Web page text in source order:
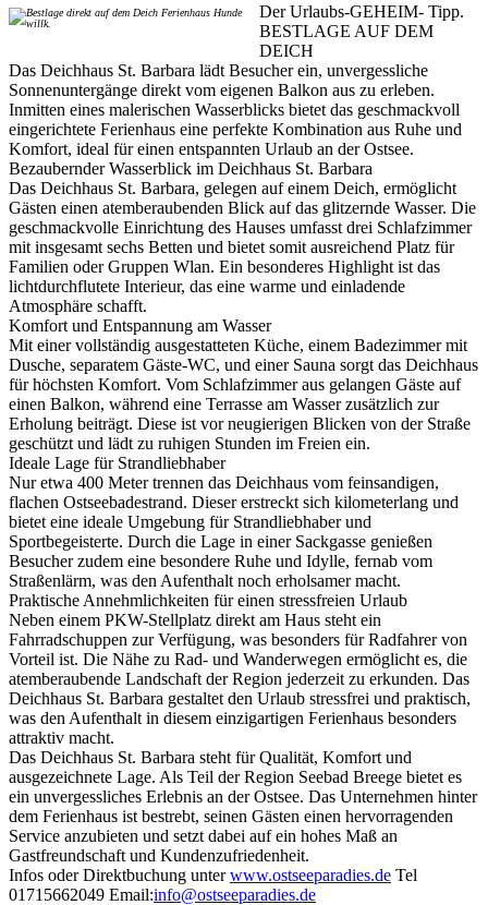
Der Urlaubs-GEHEIM- Tipp.
BESTLAGE AUF DEM
DEICH
Das Deichhaus St. Barbara lädt Besucher ein, unvergessliche
Sonnenuntergänge direkt vom eigenen Balkon aus zu erleben.
Inmitten eines malerischen Wasserblicks bietet das geschmackvoll
eingerichtete Ferienhaus eine perfekte Kombination aus Ruhe und
Komfort, ideal für einen entspannten Urlaub an der Ostsee.
Bezaubernder Wasserblick im Deichhaus St. Barbara
Das Deichhaus St. Barbara, gelegen auf einem Deich, ermöglicht
Gästen einen atemberaubenden Blick auf das glitzernde Wasser. Die
geschmackvolle Einrichtung des Hauses umfasst drei Schlafzimmer
mit insgesamt sechs Betten und bietet somit ausreichend Platz für
Familien oder Gruppen Wlan. Ein besonderes Highlight ist das
lichtdurchflutete Interieur, das eine warme und einladende
Atmosphäre schafft.
Komfort und Entspannung am Wasser
Mit einer vollständig ausgestatteten Küche, einem Badezimmer mit
Dusche, separatem Gäste-WC, und einer Sauna sorgt das Deichhaus
für höchsten Komfort. Vom Schlafzimmer aus gelangen Gäste auf
einen Balkon, während eine Terrasse am Wasser zusätzlich zur
Erholung beiträgt. Diese ist vor neugierigen Blicken von der Straße
geschützt und lädt zu ruhigen Stunden im Freien ein.
Ideale Lage für Strandliebhaber
Nur etwa 400 Meter trennen das Deichhaus vom feinsandigen,
flachen Ostseebadestrand. Dieser erstreckt sich kilometerlang und
bietet eine ideale Umgebung für Strandliebhaber und
Sportbegeisterte. Durch die Lage in einer Sackgasse genießen
Besucher zudem eine besondere Ruhe und Idylle, fernab vom
Straßenlärm, was den Aufenthalt noch erholsamer macht.
Praktische Annehmlichkeiten für einen stressfreien Urlaub
Neben einem PKW-Stellplatz direkt am Haus steht ein
Fahrradschuppen zur Verfügung, was besonders für Radfahrer von
Vorteil ist. Die Nähe zu Rad- und Wanderwegen ermöglicht es, die
atemberaubende Landschaft der Region jederzeit zu erkunden. Das
Deichhaus St. Barbara gestaltet den Urlaub stressfrei und praktisch,
was den Aufenthalt in diesem einzigartigen Ferienhaus besonders
attraktiv macht.
Das Deichhaus St. Barbara steht für Qualität, Komfort und
ausgezeichnete Lage. Als Teil der Region Seebad Breege bietet es
ein unvergessliches Erlebnis an der Ostsee. Das Unternehmen hinter
dem Ferienhaus ist bestrebt, seinen Gästen einen hervorragenden
Service anzubieten und setzt dabei auf ein hohes Maß an
Gastfreundschaft und Kundenzufriedenheit.
Infos oder Direktbuchung unterwww.ostseeparadies.de Tel
01715662049 Email:info@ostseeparadies.de